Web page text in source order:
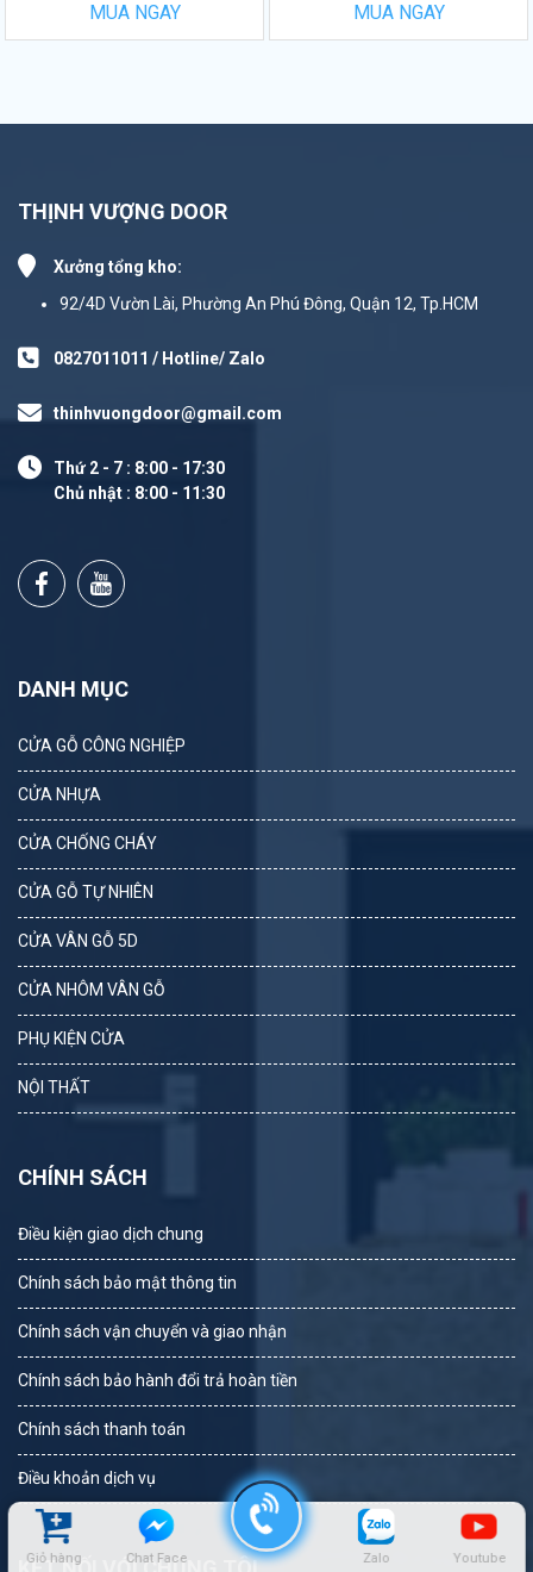
Giỏ hàng Chat Face Zalo Youtube
MUA NGAY MUA NGAY
THỊNH VƯỢNG DOOR
Xưởng tổng kho:
92/4D Vườn Lài, Phường An Phú Đông, Quận 12, Tp.HCM
0827011011 / Hotline/ Zalo
thinhvuongdoor@gmail.com
Thứ 2 - 7 : 8:00 - 17:30
Chủ nhật : 8:00 - 11:30
DANH MỤC
CỬA GỖ CÔNG NGHIỆP
CỬA NHỰA
CỬA CHỐNG CHÁY
CỬA GỖ TỰ NHIÊN
CỬA VÂN GỖ 5D
CỬA NHÔM VÂN GỖ
PHỤ KIỆN CỬA
NỘI THẤT
CHÍNH SÁCH
Điều kiện giao dịch chung
Chính sách bảo mật thông tin
Chính sách vận chuyển và giao nhận
Chính sách bảo hành đổi trả hoàn tiền
Chính sách thanh toán
Điều khoản dịch vụ